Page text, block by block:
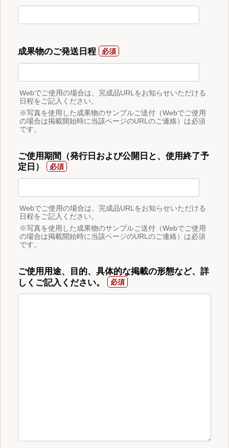
成果物のご発送日程
Webでご使用の場合は、完成品URLをお知らせいただける
日程をご記入ください。
※写真を使用した成果物のサンプルご送付（Webでご使用
の場合は掲載開始時に当該ページのURLのご連絡）は必須
です。
ご使用期間（発行日および公開日と、使用終了予
定日）
Webでご使用の場合は、完成品URLをお知らせいただける
日程をご記入ください。
※写真を使用した成果物のサンプルご送付（Webでご使用
の場合は掲載開始時に当該ページのURLのご連絡）は必須
です。
ご使用用途、目的、具体的な掲載の形態など、詳
しくご記入ください。